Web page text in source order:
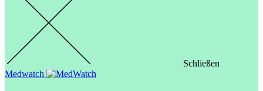
Schließen
Medwatch